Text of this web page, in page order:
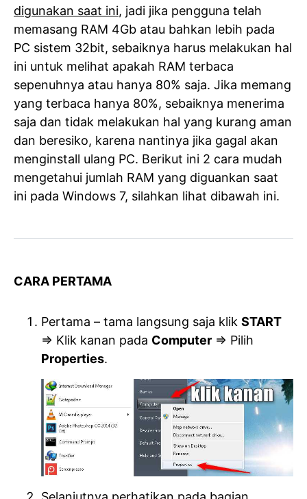
digunakan saat ini, jadi jika pengguna telah
memasang RAM 4Gb atau bahkan lebih pada
PC sistem 32bit, sebaiknya harus melakukan hal
ini untuk melihat apakah RAM terbaca
sepenuhnya atau hanya 80% saja. Jika memang
yang terbaca hanya 80%, sebaiknya menerima
saja dan tidak melakukan hal yang kurang aman
dan beresiko, karena nantinya jika gagal akan
menginstall ulang PC. Berikut ini 2 cara mudah
mengetahui jumlah RAM yang diguankan saat
ini pada Windows 7, silahkan lihat dibawah ini.
CARA PERTAMA
Pertama – tama langsung saja klik START
=> Klik kanan pada Computer => Pilih
Properties.